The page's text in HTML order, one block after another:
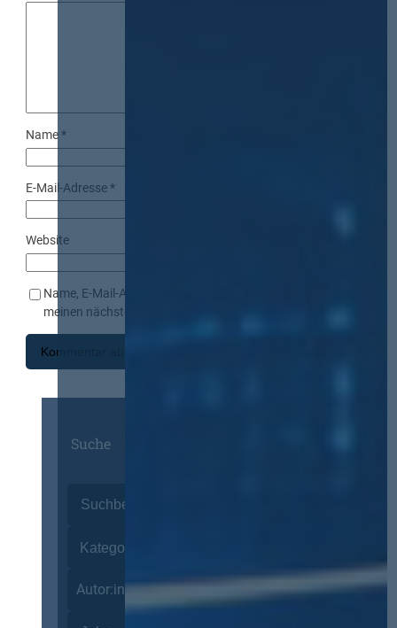
Name*
E-Mail-Adresse*
Website
Name, E-Mail-Adresse und Website in diesem Browser für
meinen nächsten Kommentar speichern.
Suche
Autor:innen